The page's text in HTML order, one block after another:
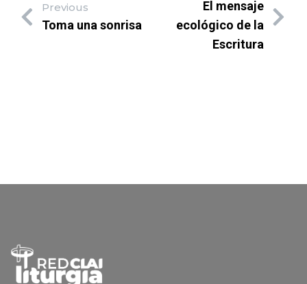
Previous
Toma una sonrisa
El mensaje
ecológico de la
Escritura